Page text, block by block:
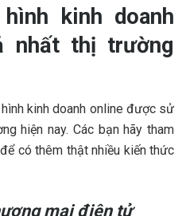
kinh doanh
nhất thị trường
kinh doanh online được sử
hiện nay. Các bạn hãy tham
có thêm thật nhiều kiến thức
mại điện tử